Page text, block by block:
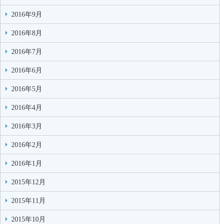
2016年9月
2016年8月
2016年7月
2016年6月
2016年5月
2016年4月
2016年3月
2016年2月
2016年1月
2015年12月
2015年11月
2015年10月